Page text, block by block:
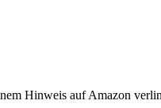
Hinweis auf Amazon